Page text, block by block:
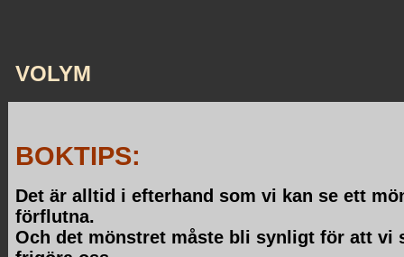
VOLYM
BOKTIPS:
Det är alltid i efterhand som vi kan se ett
förflutna.
Och det mönstret måste bli synligt för att vi